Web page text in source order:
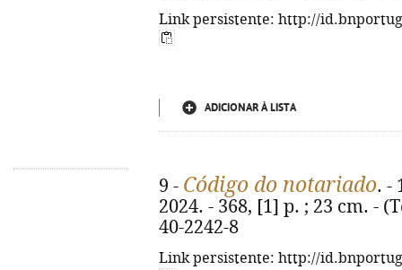
Link persistente: http://
ADICIONAR À LISTA
9 - Código do notariado. -
2024. - 368, [1] p. ; 23 cm. -
40-2242-8
Link persistente: http://